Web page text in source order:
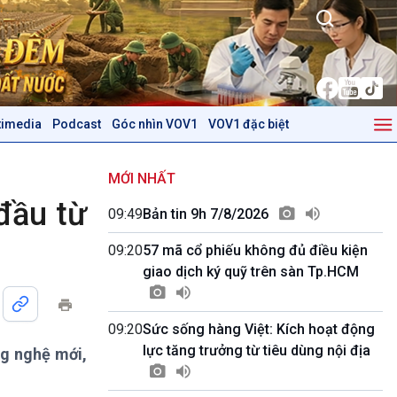
Podcast Góc nhìn VOV1 VOV1 đặc biệt
Trước giờ mở cửa
Dòng chảy Kinh tế
Tuyên chiến với gian lận
thương mại
Mùa vàng
Biển đảo Việt Nam
Tâm tình biên giới và hải
đảo
Nam
Podcast
Góc nhìn VOV1
từ
nghệ mới,
MỚI NHẤT
09:49Bản tin 9h 7/8/2026
09:2057 mã cổ phiếu không đủ điều kiện
giao dịch ký quỹ trên sàn Tp.HCM
09:20Sức sống hàng Việt: Kích hoạt động
lực tăng trưởng từ tiêu dùng nội địa